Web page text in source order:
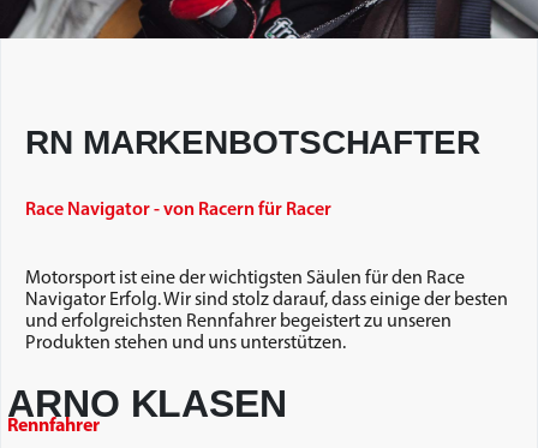
RN MARKENBOTSCHAFTER
Race Navigator - von Racern für Racer
Motorsport ist eine der wichtigsten Säulen für den Race
Navigator Erfolg. Wir sind stolz darauf, dass einige der besten
und erfolgreichsten Rennfahrer begeistert zu unseren
Produkten stehen und uns unterstützen.
ARNO KLASEN
Rennfahrer